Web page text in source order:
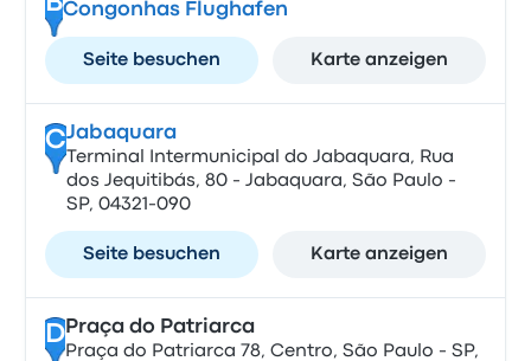
Congonhas Flughafen
Seite besuchen Karte anzeigen
CJabaquara
Terminal Intermunicipal do Jabaquara, Rua
dos Jequitibás, 80 - Jabaquara, São Paulo -
SP, 04321-090
Seite besuchen Karte anzeigen
DPraça do Patriarca
Praça do Patriarca 78, Centro, São Paulo - SP,